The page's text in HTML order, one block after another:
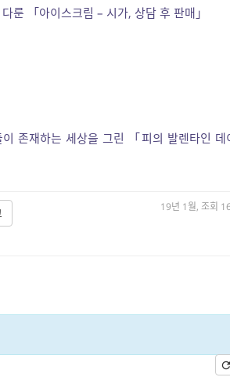
룬 「아이스크림 – 시가, 상담 후 판매」
존재하는 세상을 그린 「피의 발렌타인 데
19년 1월, 조회